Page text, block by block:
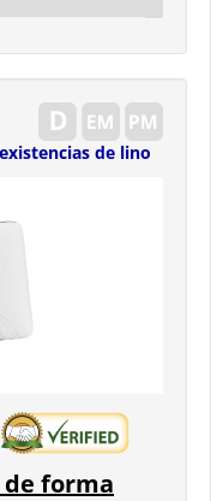
de lino
forma